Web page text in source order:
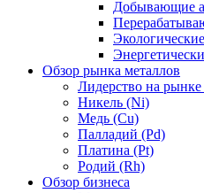
Добывающие
Обзор рынка металлов
Лидерство на рынке
Никель (Ni)
Медь (Cu)
Палладий (Pd)
Платина (Pt)
Родий (Rh)
Обзор бизнеса